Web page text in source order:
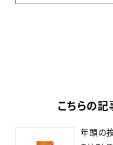
こちらの記
年頭の